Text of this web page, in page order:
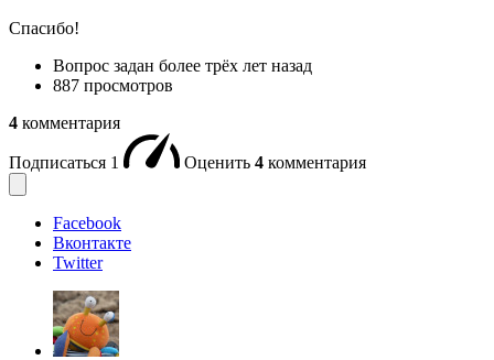
Спасибо!
Вопрос задан более трёх лет назад
887 просмотров
4 комментария
Подписаться 1 Оценить 4 комментария
Facebook
Вконтакте
Twitter